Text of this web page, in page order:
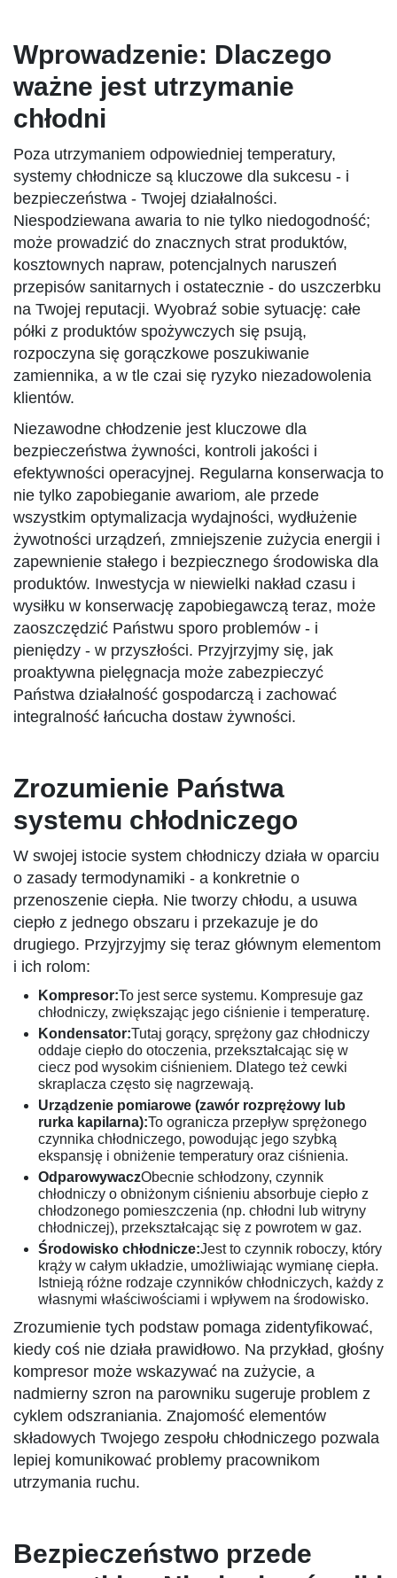
Wprowadzenie: Dlaczego
ważne jest utrzymanie
chłodni
Poza utrzymaniem odpowiedniej temperatury,
systemy chłodnicze są kluczowe dla sukcesu - i
bezpieczeństwa - Twojej działalności.
Niespodziewana awaria to nie tylko niedogodność;
może prowadzić do znacznych strat produktów,
kosztownych napraw, potencjalnych naruszeń
przepisów sanitarnych i ostatecznie - do uszczerbku
na Twojej reputacji. Wyobraź sobie sytuację: całe
półki z produktów spożywczych się psują,
rozpoczyna się gorączkowe poszukiwanie
zamiennika, a w tle czai się ryzyko niezadowolenia
klientów.
Niezawodne chłodzenie jest kluczowe dla
bezpieczeństwa żywności, kontroli jakości i
efektywności operacyjnej. Regularna konserwacja to
nie tylko zapobieganie awariom, ale przede
wszystkim optymalizacja wydajności, wydłużenie
żywotności urządzeń, zmniejszenie zużycia energii i
zapewnienie stałego i bezpiecznego środowiska dla
produktów. Inwestycja w niewielki nakład czasu i
wysiłku w konserwację zapobiegawczą teraz, może
zaoszczędzić Państwu sporo problemów - i
pieniędzy - w przyszłości. Przyjrzyjmy się, jak
proaktywna pielęgnacja może zabezpieczyć
Państwa działalność gospodarczą i zachować
integralność łańcucha dostaw żywności.
Zrozumienie Państwa
systemu chłodniczego
W swojej istocie system chłodniczy działa w oparciu
o zasady termodynamiki - a konkretnie o
przenoszenie ciepła. Nie tworzy chłodu, a usuwa
ciepło z jednego obszaru i przekazuje je do
drugiego. Przyjrzyjmy się teraz głównym elementom
i ich rolom:
Kompresor:To jest serce systemu. Kompresuje gaz
chłodniczy, zwiększając jego ciśnienie i temperaturę.
Kondensator:Tutaj gorący, sprężony gaz chłodniczy
oddaje ciepło do otoczenia, przekształcając się w
ciecz pod wysokim ciśnieniem. Dlatego też cewki
skraplacza często się nagrzewają.
Urządzenie pomiarowe (zawór rozprężowy lub
rurka kapilarna):To ogranicza przepływ sprężonego
czynnika chłodniczego, powodując jego szybką
ekspansję i obniżenie temperatury oraz ciśnienia.
OdparowywaczObecnie schłodzony, czynnik
chłodniczy o obniżonym ciśnieniu absorbuje ciepło z
chłodzonego pomieszczenia (np. chłodni lub witryny
chłodniczej), przekształcając się z powrotem w gaz.
Środowisko chłodnicze:Jest to czynnik roboczy, który
krąży w całym układzie, umożliwiając wymianę ciepła.
Istnieją różne rodzaje czynników chłodniczych, każdy z
własnymi właściwościami i wpływem na środowisko.
Zrozumienie tych podstaw pomaga zidentyfikować,
kiedy coś nie działa prawidłowo. Na przykład, głośny
kompresor może wskazywać na zużycie, a
nadmierny szron na parowniku sugeruje problem z
cyklem odszraniania. Znajomość elementów
składowych Twojego zespołu chłodniczego pozwala
lepiej komunikować problemy pracownikom
utrzymania ruchu.
Bezpieczeństwo przede